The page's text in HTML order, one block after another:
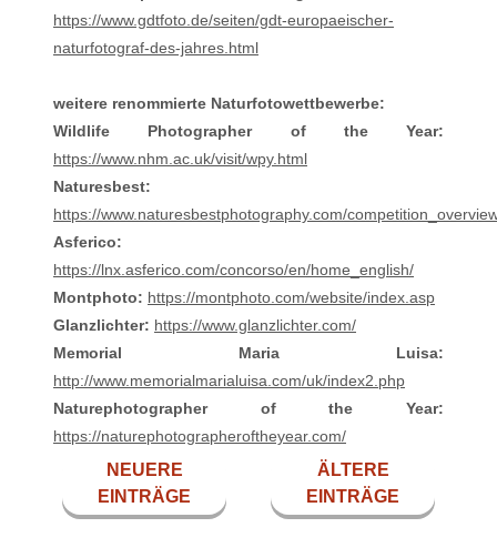
https://www.gdtfoto.de/seiten/gdt-europaeischer-
naturfotograf-des-jahres.html
weitere renommierte Naturfotowettbewerbe:
Wildlife Photographer of the Year:
https://www.nhm.ac.uk/visit/wpy.html
Naturesbest:
https://www.naturesbestphotography.com/
Asferico:
https://lnx.asferico.com/concorso/en/home_english/
Montphoto: https://montphoto.com/website/index.asp
Glanzlichter: https://www.glanzlichter.com/
Memorial Maria Luisa:
http://www.memorialmarialuisa.com/uk/index2.php
Naturephotographer of the Year:
https://naturephotographeroftheyear.com/
NEUERE
EINTRÄGE
ÄLTERE
EINTRÄGE